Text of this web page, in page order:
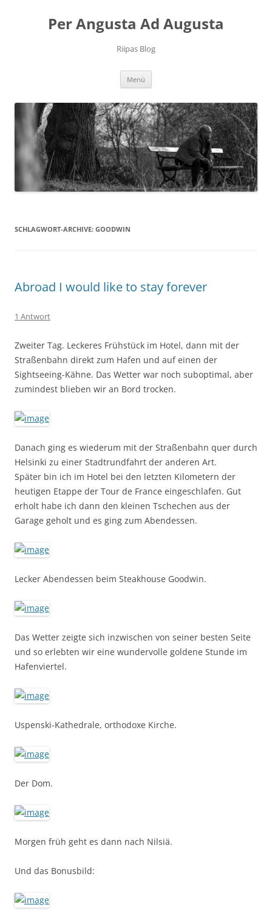
Per Angusta Ad Augusta
Riipas Blog
Menü
SCHLAGWORT-ARCHIVE: GOODWIN
Abroad I would like to stay forever
1 Antwort
Zweiter Tag. Leckeres Frühstück im Hotel, dann mit der
Straßenbahn direkt zum Hafen und auf einen der
Sightseeing-Kähne. Das Wetter war noch suboptimal, aber
zumindest blieben wir an Bord trocken.
Danach ging es wiederum mit der Straßenbahn quer durch
Helsinki zu einer Stadtrundfahrt der anderen Art.
Später bin ich im Hotel bei den letzten Kilometern der
heutigen Etappe der Tour de France eingeschlafen. Gut
erholt habe ich dann den kleinen Tschechen aus der
Garage geholt und es ging zum Abendessen.
Lecker Abendessen beim Steakhouse Goodwin.
Das Wetter zeigte sich inzwischen von seiner besten Seite
und so erlebten wir eine wundervolle goldene Stunde im
Hafenviertel.
Uspenski-Kathedrale, orthodoxe Kirche.
Der Dom.
Morgen früh geht es dann nach Nilsiä.
Und das Bonusbild: